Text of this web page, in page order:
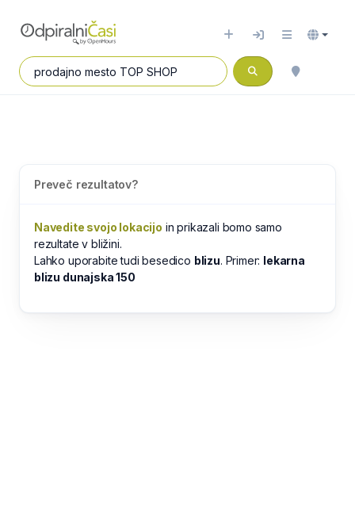
Preveč rezultatov?
Navedite svojo lokacijo in prikazali bomo samo
rezultate v bližini.
Lahko uporabite tudi besedico blizu. Primer: lekarna
blizu dunajska 150